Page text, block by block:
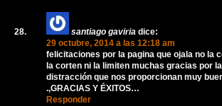
santiago gaviria dice:
29 octubre, 2014 a las 12:18 am
felicitaciones por la pagina que ojala no la
la corten ni la limiten muchas gracias por
distracción que nos proporcionan muy
.,GRACIAS Y ÉXITOS…
Responder